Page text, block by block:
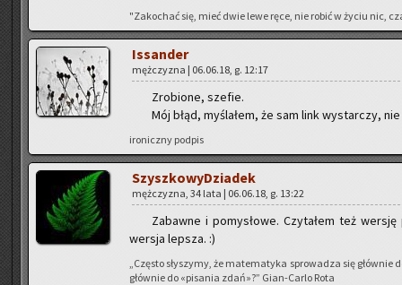
"Za­ko­chać się, mieć dwie lewe ręce, nie robić w życiu nic,
Is­san­der
męż­czy­zna | 06.06.18, g. 12:17
Zro­bio­ne, sze­fie.
Mój błąd, my­śla­łem, że sam link wy­star­czy,
iro­nicz­ny pod­pis
Szysz­ko­wy­Dzia­dek
męż­czy­zna, 34 lata | 06.06.18, g. 13:22
Za­baw­ne i po­my­sło­we. Czy­ta­łem też
wer­sja lep­sza. :)
„Czę­sto sły­szy­my, że ma­te­ma­ty­ka spro­wa­dza się
głów­nie do «pi­sa­nia zdań»?” Gian-Car­lo Rota